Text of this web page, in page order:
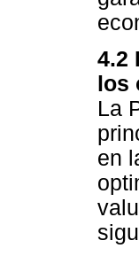
4.2
La
en